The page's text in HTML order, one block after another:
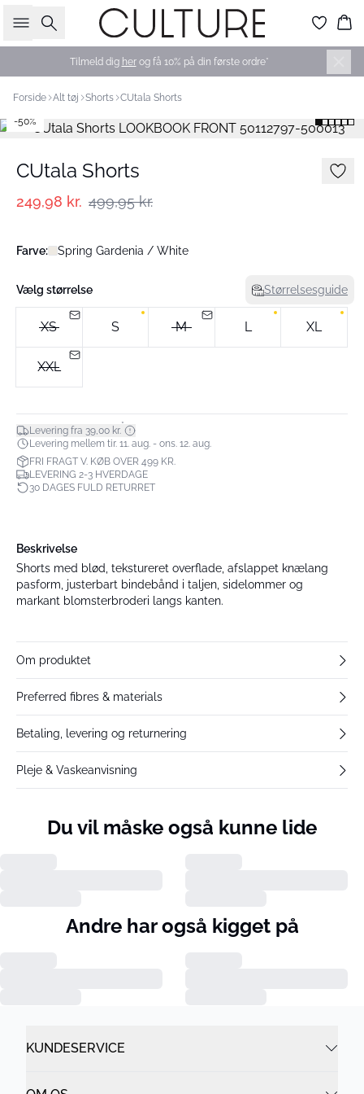
Søg
Tilmeld dig herog få 10% på din første ordre*
Forside Alt tøj Shorts CUtala Shorts
-50%
CUtala Shorts
249,98 kr. 499,95 kr.
Farve: Spring Gardenia / White
Vælg størrelse Størrelsesguide
XS S M L XL
XXL
Levering fra 39,00 kr.*
Levering mellem tir. 11. aug. - ons. 12. aug.
FRI FRAGT V. KØB OVER 499 KR.
LEVERING 2-3 HVERDAGE
30 DAGES FULD RETURRET
Beskrivelse
Shorts med blød, tekstureret overflade, afslappet knælang
pasform, justerbart bindebånd i taljen, sidelommer og
markant blomsterbroderi langs kanten.
Om produktet
Preferred fibres & materials
Betaling, levering og returnering
Pleje & Vaskeanvisning
Du vil måske også kunne lide
Andre har også kigget på
KUNDESERVICE